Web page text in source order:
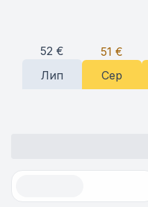
52 €
Лип
51 €
Сер